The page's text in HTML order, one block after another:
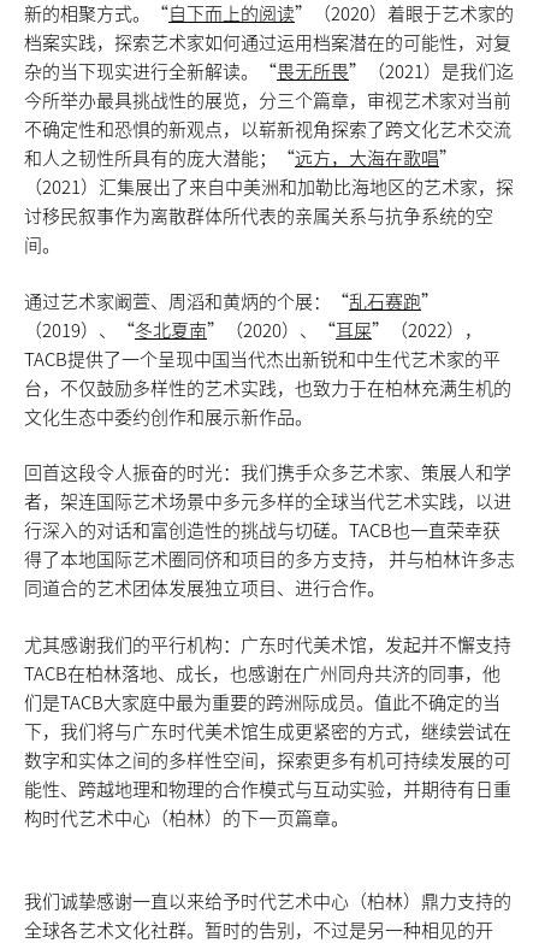
新的相聚方式。“自下而上的阅读”（2020）着眼于艺术家的
档案实践，探索艺术家如何通过运用档案潜在的可能性，对复
杂的当下现实进行全新解读。“畏无所畏”（2021）是我们迄
今所举办最具挑战性的展览，分三个篇章，审视艺术家对当前
不确定性和恐惧的新观点，以崭新视角探索了跨文化艺术交流
和人之韧性所具有的庞大潜能；“远方，大海在歌唱”
（2021）汇集展出了来自中美洲和加勒比海地区的艺术家，探
讨移民叙事作为离散群体所代表的亲属关系与抗争系统的空
间。
通过艺术家阚萱、周滔和黄炳的个展：“乱石赛跑”
（2019）、“冬北夏南”（2020）、“耳屎”（2022），
TACB提供了一个呈现中国当代杰出新锐和中生代艺术家的平
台，不仅鼓励多样性的艺术实践，也致力于在柏林充满生机的
文化生态中委约创作和展示新作品。
回首这段令人振奋的时光：我们携手众多艺术家、策展人和学
者，架连国际艺术场景中多元多样的全球当代艺术实践，以进
行深入的对话和富创造性的挑战与切磋。TACB也一直荣幸获
得了本地国际艺术圈同侪和项目的多方支持， 并与柏林许多志
同道合的艺术团体发展独立项目、进行合作。
尤其感谢我们的平行机构：广东时代美术馆，发起并不懈支持
TACB在柏林落地、成长，也感谢在广州同舟共济的同事，他
们是TACB大家庭中最为重要的跨洲际成员。值此不确定的当
下，我们将与广东时代美术馆生成更紧密的方式，继续尝试在
数字和实体之间的多样性空间，探索更多有机可持续发展的可
能性、跨越地理和物理的合作模式与互动实验，并期待有日重
构时代艺术中心（柏林）的下一页篇章。
我们诚挚感谢一直以来给予时代艺术中心（柏林）鼎力支持的
全球各艺术文化社群。暂时的告别，不过是另一种相见的开